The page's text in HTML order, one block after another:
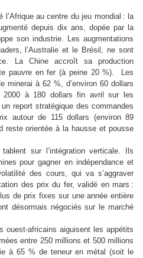
l’Afrique au centre du jeu mondial : la
depuis dix ans, dopée par la
son industrie. Les augmentations
l’Australie et le Brésil, ne sont
La Chine accroît sa production
pauvre en fer (à peine 20 %). Les
minerai à 62 %, d’environ 60 dollars
2000 à 180 dollars fin avril sur les
report stratégique des commandes
autour de 115 dollars (environ 89
reste orientée à la hausse et pousse
sur l’intégration verticale. Ils
pour gagner en indépendance et
des cours, qui va s’aggraver
des prix du fer, validé en mars :
de prix fixes sur une année entière
désormais négociés sur le marché
ouest-africains aiguisent les appétits
entre 250 millions et 500 millions
à 65 % de teneur en métal (soit le